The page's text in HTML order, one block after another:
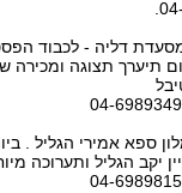
דליה - לכבוד
20:00 במקום תיערך תצוגה
ספא אמירי הגליל .
יקב הגליל ותערוכה